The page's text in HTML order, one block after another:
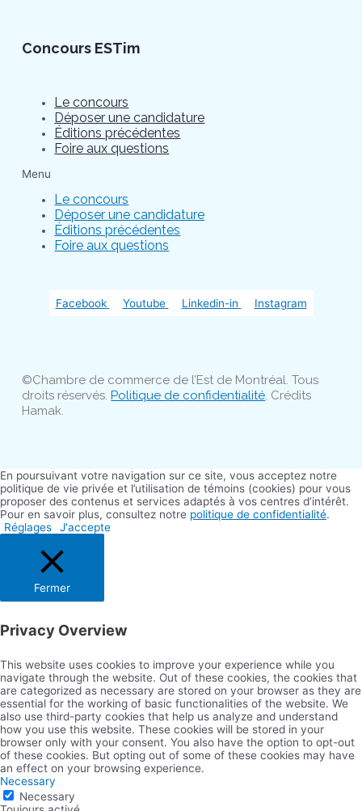
Concours ESTim
Le concours
Déposer une candidature
Éditions précédentes
Foire aux questions
Menu
Le concours
Déposer une candidature
Éditions précédentes
Foire aux questions
Facebook Youtube Linkedin-in Instagram
©Chambre de commerce de l’Est de Montréal. Tous
droits réservés.Politique de confidentialité. Crédits
Hamak.
En poursuivant votre navigation sur ce site, vous acceptez notre
politique de vie privée et l’utilisation de témoins (cookies) pour vous
proposer des contenus et services adaptés à vos centres d’intérêt.
Pour en savoir plus, consultez notre politique de confidentialité.
Réglages
J'accepte
Fermer
Privacy Overview
This website uses cookies to improve your experience while you
navigate through the website. Out of these cookies, the cookies that
are categorized as necessary are stored on your browser as they are
essential for the working of basic functionalities of the website. We
also use third-party cookies that help us analyze and understand
how you use this website. These cookies will be stored in your
browser only with your consent. You also have the option to opt-out
of these cookies. But opting out of some of these cookies may have
an effect on your browsing experience.
Necessary
Necessary